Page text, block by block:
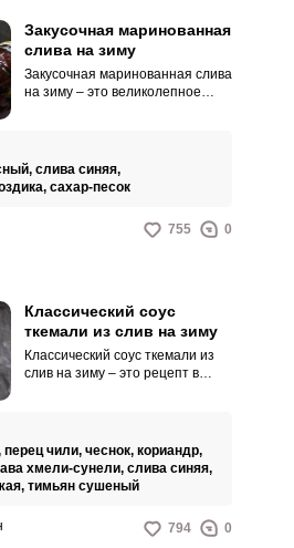
Закусочная маринованная
слива на зиму
Закусочная маринованная слива
на зиму – это великолепное
ароматной.
слива синяя,
сахар-песок
755 0
Классический соус
ткемали из слив на зиму
Классический соус ткемали из
слив на зиму – это рецепт в
подходит к мясным блюдам.
перец чили, чеснок, кориандр,
хмели-сунели, слива синяя,
тимьян сушеный
794 0